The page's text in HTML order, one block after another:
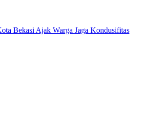
Bekasi Ajak Warga Jaga Kondusifitas